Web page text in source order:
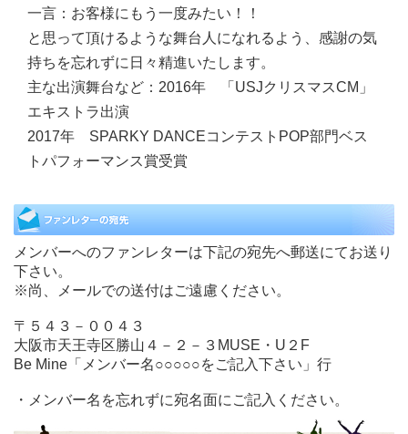
一言： お客様にもう一度みたい！！
と思って頂けるような舞台人になれるよう、感謝の気
持ちを忘れずに日々精進いたします。
主な出演舞台など： 2016年 「USJクリスマスCM」
エキストラ出演
2017年 SPARKY DANCEコンテストPOP部門ベス
トパフォーマンス賞受賞
メンバーへのファンレターは下記の宛先へ郵送にてお送り
下さい。
※尚、メールでの送付はご遠慮ください。
〒５４３－００４３
大阪市天王寺区勝山４－２－３MUSE・U２F
Be Mine「メンバー名○○○○○をご記入下さい」行
・メンバー名を忘れずに宛名面にご記入ください。